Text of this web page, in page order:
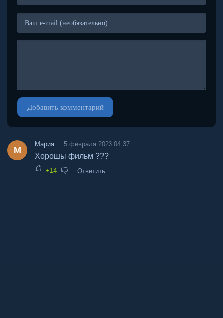
Добавить комментарий
М
Мария 5 февраля 2023 04:37
Хорошы фильм ???
+14 Ответить